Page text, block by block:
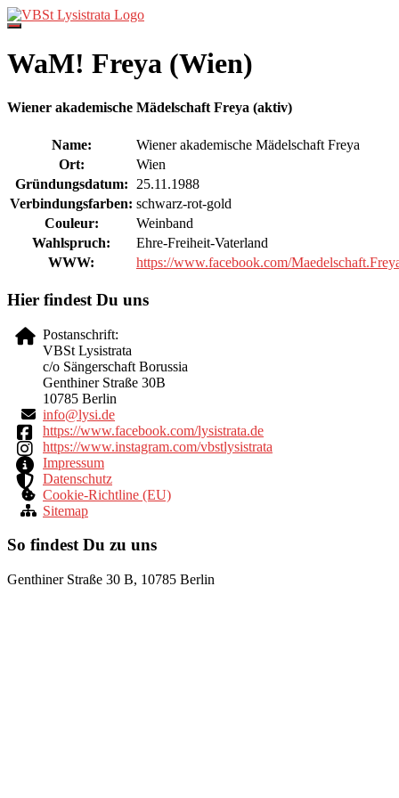
Direkt
zum
WaM! Freya (Wien)
Wiener akademische Mädelschaft Freya (aktiv)
Name:
Wiener akademische Mädelschaft Freya
Ort:
Wien
Gründungsdatum:
25.11.1988
Verbindungsfarben: schwarz-rot-gold
Couleur:
Weinband
Wahlspruch:
Ehre-Freiheit-Vaterland
WWW:
https://www.facebook.com/
Hier findest Du uns
Postanschrift:
VBSt Lysistrata
c/o Sängerschaft Borussia
Genthiner Straße 30B
10785 Berlin
ed.is
yl@of
ni
https://www.facebook.com/lysistrata.de
https://www.instagram.com/vbstlysistrata
Impressum
Datenschutz
Cookie-Richtline (EU)
Sitemap
So findest Du zu uns
Genthiner Straße 30 B, 10785 Berlin